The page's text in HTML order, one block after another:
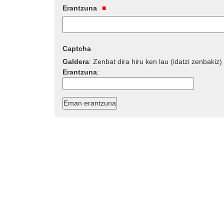
Erantzuna
Captcha
Galdera:Zenbat dira hiru ken lau (idatzi zenbakiz)
Erantzuna: